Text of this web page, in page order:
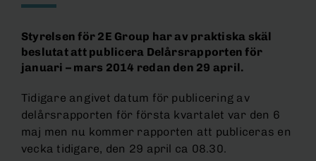
Styrelsen för 2E Group har av praktiska skäl
beslutat att publicera Delårsrapporten för
januari – mars 2014 redan den 29 april.
Tidigare angivet datum för publicering av
delårsrapporten för första kvartalet var den 6
maj men nu kommer rapporten att publiceras en
vecka tidigare, den 29 april ca 08.30.